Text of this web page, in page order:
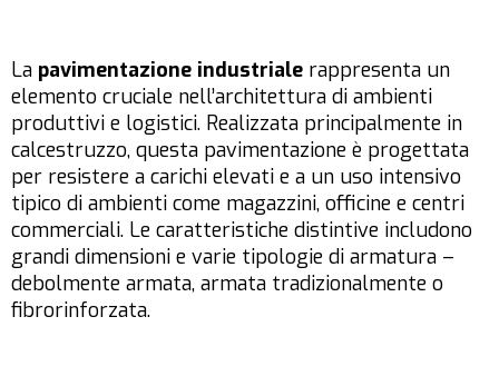
La pavimentazione industriale rappresenta un
elemento cruciale nell’architettura di ambienti
produttivi e logistici. Realizzata principalmente in
calcestruzzo, questa pavimentazione è progettata
per resistere a carichi elevati e a un uso intensivo
tipico di ambienti come magazzini, officine e centri
commerciali. Le caratteristiche distintive includono
grandi dimensioni e varie tipologie di armatura –
debolmente armata, armata tradizionalmente o
fibrorinforzata.